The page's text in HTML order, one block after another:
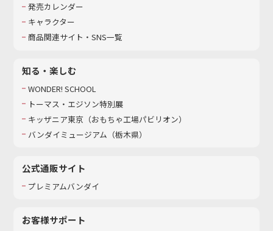
発売カレンダー
キャラクター
商品関連サイト・SNS一覧
知る・楽しむ
WONDER! SCHOOL
トーマス・エジソン特別展
キッザニア東京（おもちゃ工場パビリオン）​
バンダイミュージアム（栃木県）
公式通販サイト
プレミアムバンダイ
お客様サポート